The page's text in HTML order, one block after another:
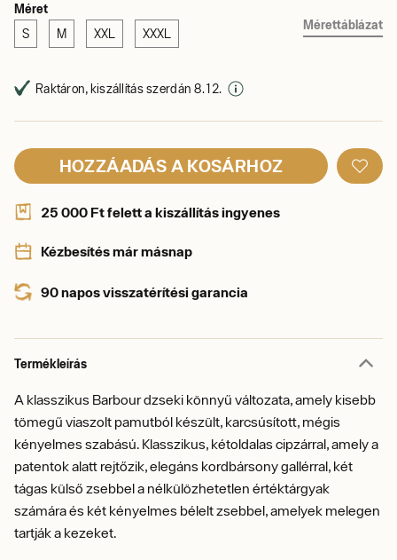
Méret
S M XXL XXXL
Mérettáblázat
Raktáron, kiszállítás szerdán 8. 12.
HOZZÁADÁS A KOSÁRHOZ
25 000 Ft felett a kiszállítás ingyenes
Kézbesítés már másnap
90 napos visszatérítési garancia
Termékleírás
A klasszikus Barbour dzseki könnyű változata, amely kisebb
tömegű viaszolt pamutból készült, karcsúsított, mégis
kényelmes szabású. Klasszikus, kétoldalas cipzárral, amely a
patentok alatt rejtőzik, elegáns kordbársony gallérral, két
tágas külső zsebbel a nélkülözhetetlen értéktárgyak
számára és két kényelmes bélelt zsebbel, amelyek melegen
tartják a kezeket.